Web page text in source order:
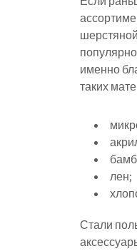
именно
таких
лен;
Стали